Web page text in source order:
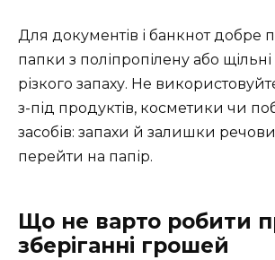
Для документів і банкнот добре
папки з поліпропілену або
різкого запаху. Не
з-під продуктів, косметики чи
засобів: запахи й залишки
перейти на папір.
Що не варто робити
зберіганні грошей